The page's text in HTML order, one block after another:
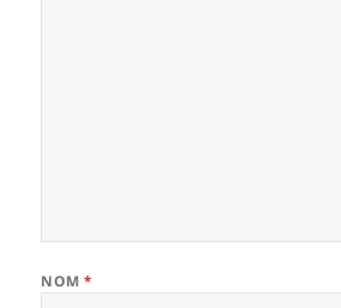
NOM*